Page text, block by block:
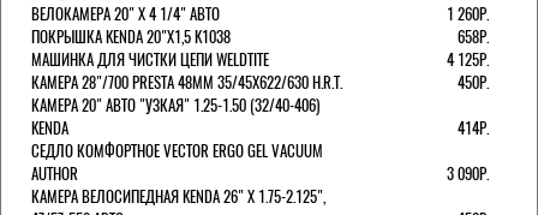
ВЕЛОКАМЕРА 20" Х 4 1/4" АВТО
1 260Р.
ПОКРЫШКА KENDA 20"Х1,5 K1038
658Р.
МАШИНКА ДЛЯ ЧИСТКИ ЦЕПИ WELDTITE
4 125Р.
КАМЕРА 28"/700 PRESTA 48ММ 35/45Х622/630 H.R.T.
450Р.
КАМЕРА 20" АВТО "УЗКАЯ" 1.25-1.50 (32/40-406)
KENDA
414Р.
СЕДЛО КОМФОРТНОЕ VECTOR ERGO GEL VACUUM
AUTHOR
3 090Р.
КАМЕРА ВЕЛОСИПЕДНАЯ KENDA 26" Х 1.75-2.125",